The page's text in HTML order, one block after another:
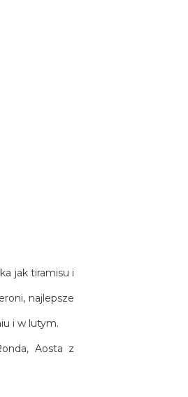
jak tiramisu i
najlepsze
i w lutym.
Aosta z